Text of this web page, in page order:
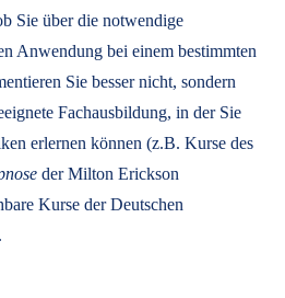
Sie über die notwendige
Anwendung bei einem bestimmten
Sie besser nicht, sondern
Fachausbildung, in der Sie
erlernen können (z.B. Kurse des
der Milton Erickson
Kurse der Deutschen